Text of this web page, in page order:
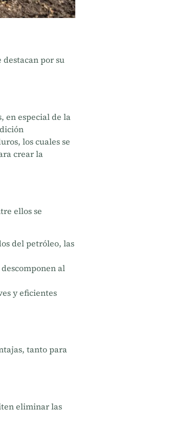
por su
en especial de la
los cuales se
crear la
ellos se
del petróleo, las
al
y eficientes
tanto para
eliminar las